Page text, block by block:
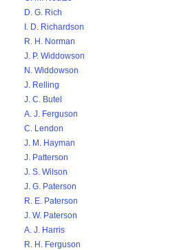
D. G. Rich
I. D. Richardson
R. H. Norman
J. P. Widdowson
N. Widdowson
J. Relling
J. C. Butel
A. J. Ferguson
C. Lendon
J. M. Hayman
J. Patterson
J. S. Wilson
J. G. Paterson
R. E. Paterson
J. W. Paterson
A. J. Harris
R. H. Ferguson